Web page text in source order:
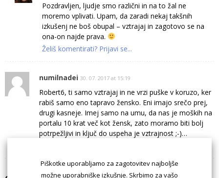
Pozdravljen, ljudje smo različni in na to žal ne
moremo vplivati. Upam, da zaradi nekaj takšnih
izkušenj ne boš obupal – vztrajaj in zagotovo se na
ona-on najde prava.
Želiš komentirati? Prijavi se...
numilnadei 30. 07. 2017 at 15:19
Robert6, ti samo vztrajaj in ne vrzi puške v koruzo, ker
rabiš samo eno tapravo žensko. Eni imajo srečo prej,
drugi kasneje. Imej samo na umu, da nas je moških na
portalu 10 krat več kot žensk, zato moramo biti bolj
potrpežljivi in ključ do uspeha je vztrajnost ;-)…
Piškotke uporabljamo za zagotovitev najboljše
možne uporabniške izkušnje. Skrbimo za vašo